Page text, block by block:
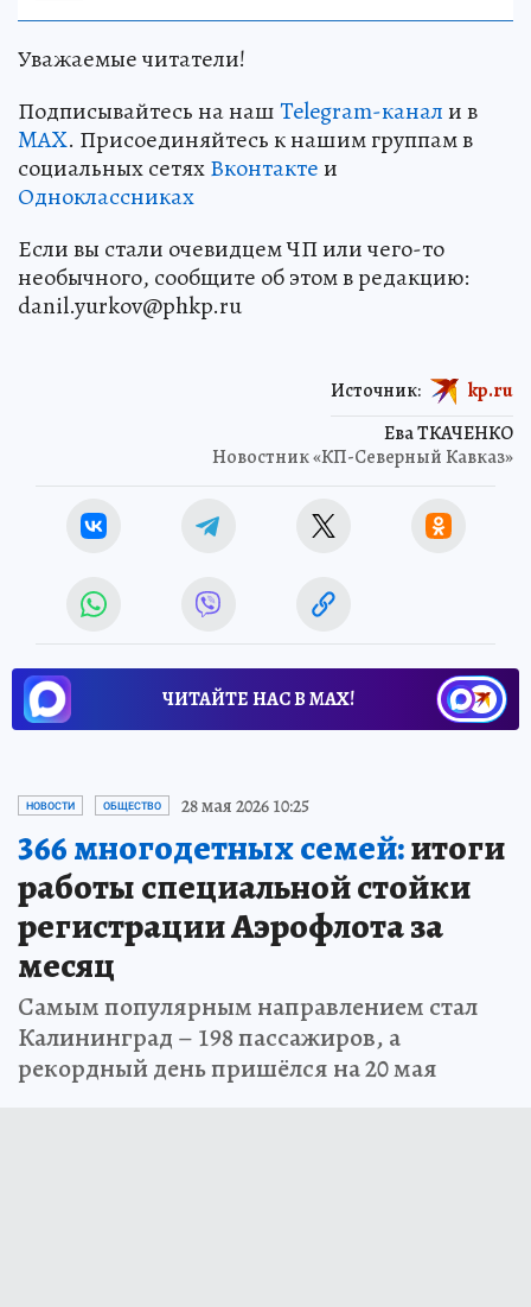
Уважаемые читатели!
Подписывайтесь на нашTelegram-канали в
MAX. Присоединяйтесь к нашим группам в
социальных сетяхВконтактеи
Одноклассниках
Если вы стали очевидцем ЧП или чего-то
необычного, сообщите об этом в редакцию:
danil.yurkov@phkp.ru
Ева ТКАЧЕНКО
Новостник «КП-Северный Кавказ»
Источник: kp.ru
ЧИТАЙТЕ НАС В МАХ!
НОВОСТИ ОБЩЕСТВО 28 мая 2026 10:25
366 многодетных семей:итоги
работы специальной стойки
регистрации Аэрофлота за
месяц
Самым популярным направлением стал
Калининград – 198 пассажиров, а
рекордный день пришёлся на 20 мая